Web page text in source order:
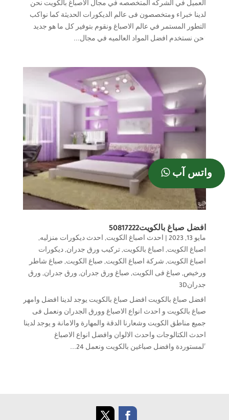
العميل في الشركه المتخصصه في مجال الاصباغ بالكويت نحن
لدينا خبراء ومتخصصون فى عالم الديكورات الحديثة كما نواكب
التطور المستمر في عالم الاصباغ ونقوم بتوفير كل ما هو جديد
نحن نستخدم افضل المواد العالميه في مجال...
افضل صباغ بالكويت50817222
مايو 13, 2023 | احدث اصباغ الكويت, احدث ديكورات منزليه,
اصباغ الكويت, اصباغ بالكويت, تركيب ورق جدران, ديكورات
اصباغ الكويت, شركة اصباغ الكويت, صباغ الكويت, صباغ شاطر
ورخيص, صباغ فى الكويت, صباغ ورق جدران, ورق جدران, ورق
جدران3D
افضل صباغ بالكويت افضل صباغ بالكويت يوجد لدينا افضل وامهر
صباغ بالكويت و احدث انواع الاصباغ وورق الجدران ونعمل فى
جميع مناطق الكويت وشعارنا الدقة والمهارة والامانة و يوجد لدينا
احدث الكتالوجات واحدث الالوان وافضل انواع الاصباغ
المستوردة وافضل صباغين بالكويت ونعمل 24...
واتس آب